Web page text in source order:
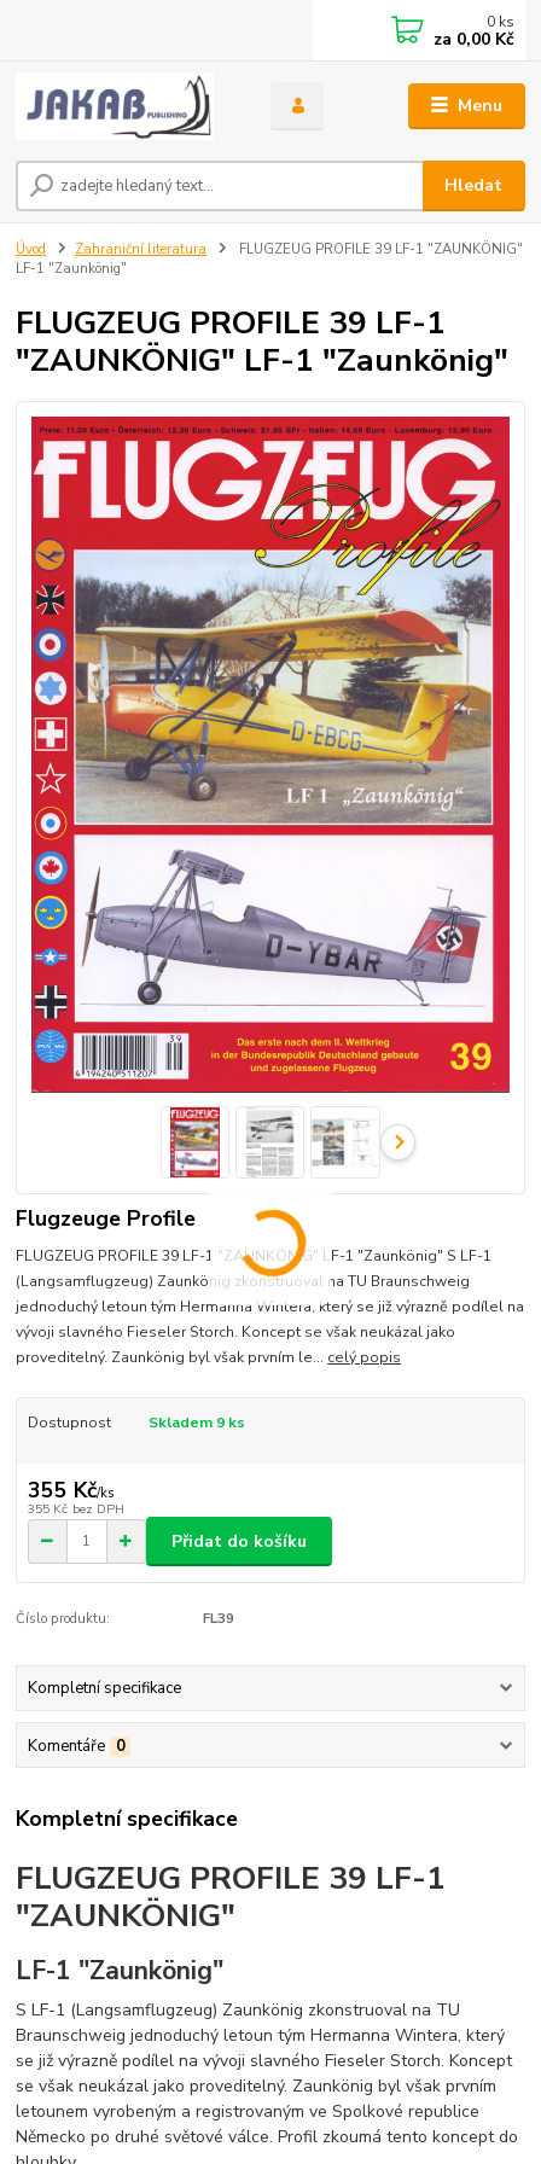
Menu
Hledat
0 ks
za 0,00 Kč
Úvod Zahraniční literatura
FLUGZEUG PROFILE 39 LF-1 "ZAUNKÖNIG"
LF-1 "Zaunkönig"
FLUGZEUG PROFILE 39 LF-1
"ZAUNKÖNIG" LF-1 "Zaunkönig"
Flugzeuge Profile
FLUGZEUG PROFILE 39 LF-1 "ZAUNKÖNIG" LF-1 "Zaunkönig" S LF-1
(Langsamflugzeug) Zaunkönig zkonstruoval na TU Braunschweig
jednoduchý letoun tým Hermanna Wintera, který se již výrazně podílel na
vývoji slavného Fieseler Storch. Koncept se však neukázal jako
proveditelný. Zaunkönig byl však prvním le... celý popis
Dostupnost Skladem 9 ks
355 Kč/ks
355 Kč bez DPH
Přidat do košíku
Číslo produktu: FL39
Kompletní specifikace
Komentáře 0
Kompletní specifikace
FLUGZEUG PROFILE 39 LF-1
"ZAUNKÖNIG"
LF-1 "Zaunkönig"
S LF-1 (Langsamflugzeug) Zaunkönig zkonstruoval na TU
Braunschweig jednoduchý letoun tým Hermanna Wintera, který
se již výrazně podílel na vývoji slavného Fieseler Storch. Koncept
se však neukázal jako proveditelný. Zaunkönig byl však prvním
letounem vyrobeným a registrovaným ve Spolkové republice
Německo po druhé světové válce. Profil zkoumá tento koncept do